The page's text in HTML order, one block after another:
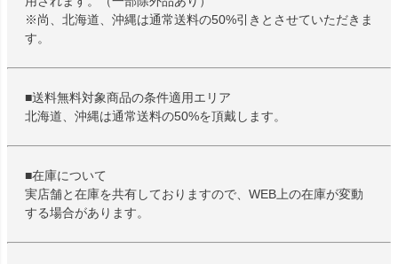
※尚、北海道、沖縄は通常送料の50%引きとさせていただきま
す。
■送料無料対象商品の条件適用エリア
北海道、沖縄は通常送料の50%を頂戴します。
■在庫について
実店舗と在庫を共有しておりますので、WEB上の在庫が変動
する場合があります。